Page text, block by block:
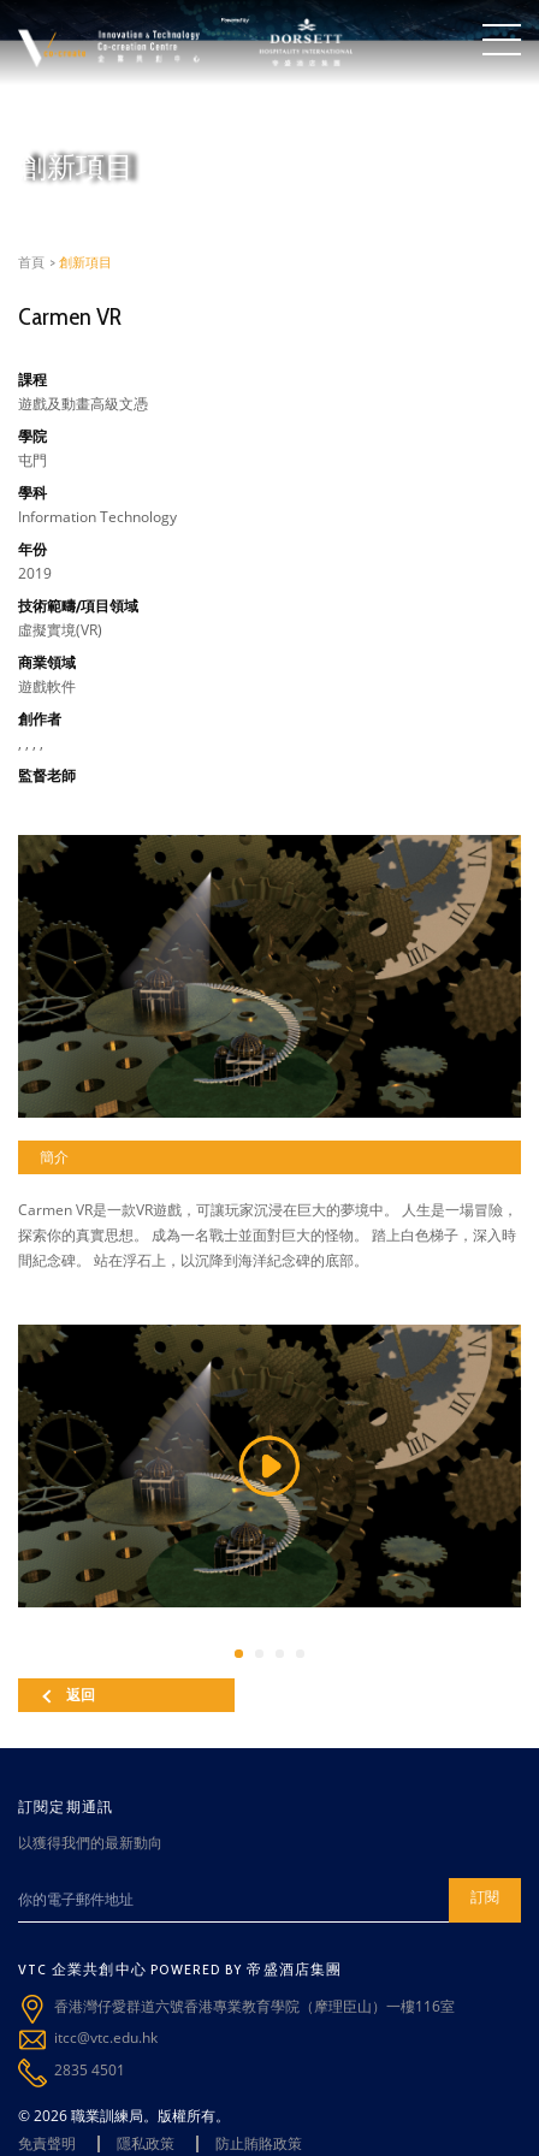
創新項目
首頁 > 創新項目
Carmen VR
課程
遊戲及動畫高級文憑
學院
屯門
學科
Information Technology
年份
2019
技術範疇/項目領域
虛擬實境(VR)
商業領域
遊戲軟件
創作者
, , , ,
監督老師
簡介
Carmen VR是一款VR遊戲，可讓玩家沉浸在巨大的夢境中。 人生是一場冒險，
探索你的真實思想。 成為一名戰士並面對巨大的怪物。 踏上白色梯子，深入時
間紀念碑。 站在浮石上，以沉降到海洋紀念碑的底部。
返回
訂閱定期通訊
以獲得我們的最新動向
訂閱
VTC 企業共創中心 POWERED BY 帝盛酒店集團
香港灣仔愛群道六號香港專業教育學院（摩理臣山）一樓116室
itcc@vtc.edu.hk
2835 4501
© 2026 職業訓練局。版權所有。
免責聲明
隱私政策 防止賄賂政策